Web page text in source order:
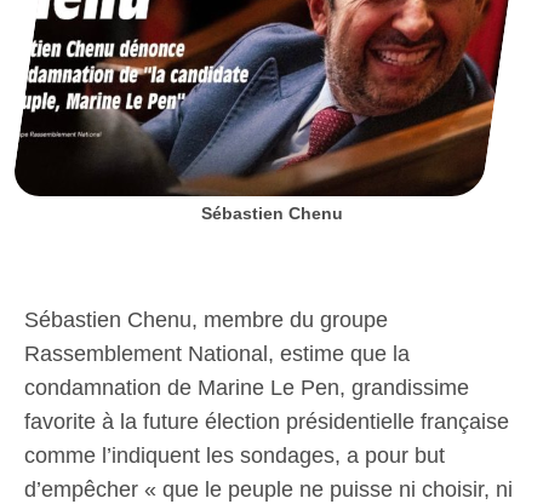
Sébastien Chenu
Sébastien Chenu, membre du groupe
Rassemblement National, estime que la
condamnation de Marine Le Pen, grandissime
favorite à la future élection présidentielle française
comme l’indiquent les sondages, a pour but
d’empêcher « que le peuple ne puisse ni choisir, ni